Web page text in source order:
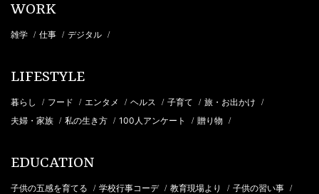
WORK
雑学 / 仕事 / デジタル /
LIFESTYLE
暮らし / フード / エンタメ / ヘルス / 子育て / 旅・お出かけ /
夫婦・家族 / 私の生き方 / 100人アンケート / 贈り物 /
EDUCATION
子供の五感を育てる / 学校行事コーデ / 教育現場より / 子供の習い事 /